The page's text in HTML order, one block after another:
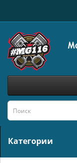
Категории